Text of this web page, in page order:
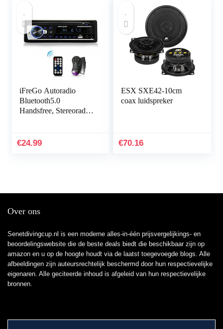
iFreGo Autoradio
Bluetooth5.0
Handsfree, Stereoradio
Autostereo met USB /
€24.99
ESX SXE42-10cm
coax luidspreker
€70.16
Over ons
Senetdivingcup.nl is een moderne alles-in-één prijsvergelijkings- en
beoordelingswebsite die de beste deals biedt die beschikbaar zijn op
amazon en u op de hoogte houdt via de laatst toegevoegde blogs. Alle
afbeeldingen zijn auteursrechtelijk beschermd door hun respectievelijke
eigenaren. Alle geciteerde inhoud is afgeleid van hun respectievelijke
bronnen.